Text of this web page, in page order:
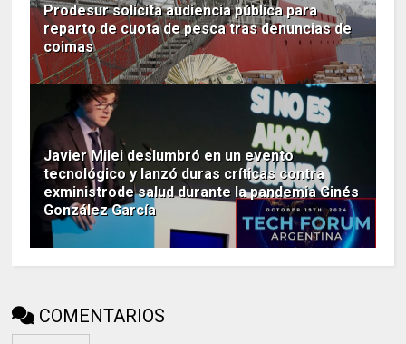
Prodesur solicita audiencia pública para
reparto de cuota de pesca tras denuncias de
coimas
Javier Milei deslumbró en un evento
tecnológico y lanzó duras críticas contra
exministrode salud durante la pandemia Ginés
González García
COMENTARIOS